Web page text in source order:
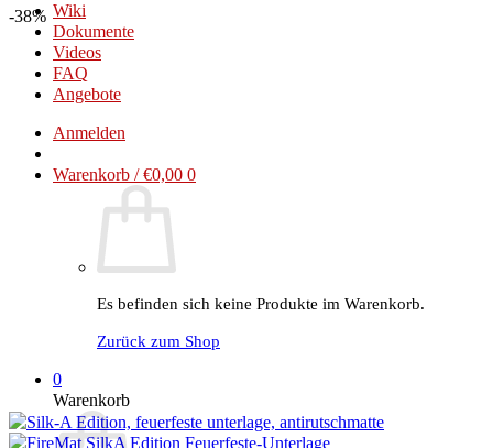
Wiki
Dokumente
Videos
FAQ
Angebote
Anmelden
Warenkorb /€0,00 0
Es befinden sich keine Produkte im Warenkorb.
Zurück zum Shop
0
Warenkorb
-38%